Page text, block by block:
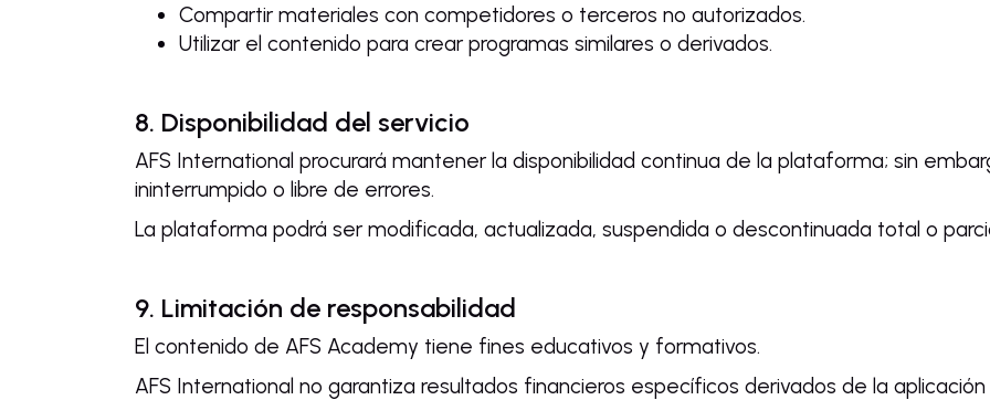
Compartir materiales con competidores o terceros no autorizados.
Utilizar el contenido para crear programas similares o derivados.
8. Disponibilidad del servicio
AFS International procurará mantener la disponibilidad continua de la plataforma; sin
ininterrumpido o libre de errores.
La plataforma podrá ser modificada, actualizada, suspendida o descontinuada total o
9. Limitación de responsabilidad
El contenido de AFS Academy tiene fines educativos y formativos.
AFS International no garantiza resultados financieros específicos derivados de la